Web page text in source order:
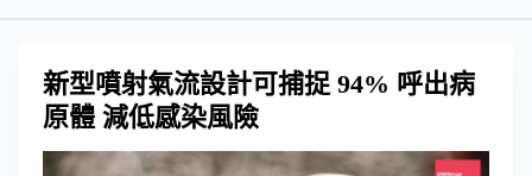
新型噴射氣流設計可捕捉 94% 呼出病
原體 減低感染風險